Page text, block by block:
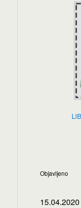
Objavljeno
15.04.2020